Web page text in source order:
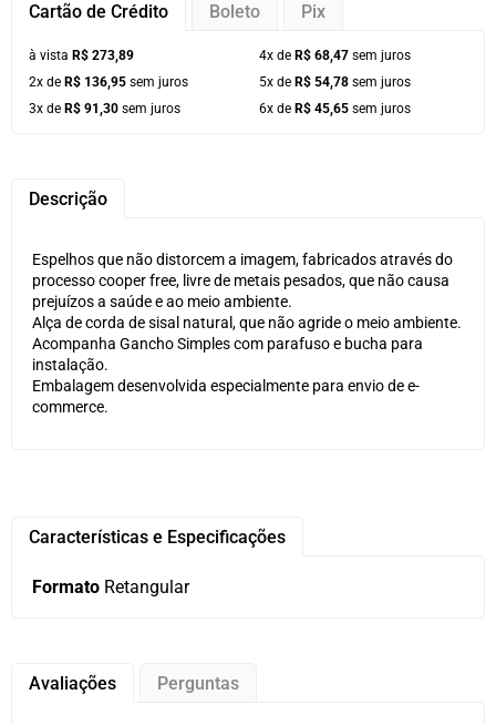
Cartão de Crédito Boleto Pix
à vista R$ 273,89
2x de R$ 136,95 sem juros
3x de R$ 91,30 sem juros
4x de R$ 68,47 sem juros
5x de R$ 54,78 sem juros
6x de R$ 45,65 sem juros
Descrição
Espelhos que não distorcem a imagem, fabricados através do
processo cooper free, livre de metais pesados, que não causa
prejuízos a saúde e ao meio ambiente.
Alça de corda de sisal natural, que não agride o meio ambiente.
Acompanha Gancho Simples com parafuso e bucha para
instalação.
Embalagem desenvolvida especialmente para envio de e-
commerce.
Características e Especificações
Formato Retangular
Avaliações Perguntas